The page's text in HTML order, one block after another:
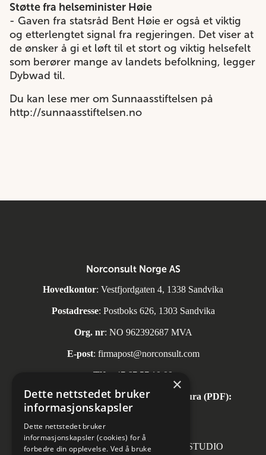
Støtte fra helseminister Høie
- Gaven fra statsråd Bent Høie er også et viktig
og etterlengtet signal fra regjeringen. Det viser at
de ønsker å gi et løft til et stort og viktig helsefelt
som berører mange av landets befolkning, legger
Dybwad til.
Du kan lese mer om Sunnaasstiftelsen på
http://sunnaasstiftelsen.no
Norconsult Norge AS
Hovedkontor: Vestfjordgaten 4, 1338 Sandvika
Postadresse: Postboks 626, 1303 Sandvika
Org. nr: NO 962392687 MVA
E-post: firmapost@norconsult.com
Tlf: +47 67 57 10 00
Automatisk mottak av inngående faktura (PDF):
invoice.no@norconsult.com
Forsidefoto: RASMUS HJORTSHOJ STUDIO
×
Dette nettstedet bruker
informasjonskapsler
Dette nettstedet bruker
informasjonskapsler (cookies) for å
forbedre din opplevelse. Ved å bruke